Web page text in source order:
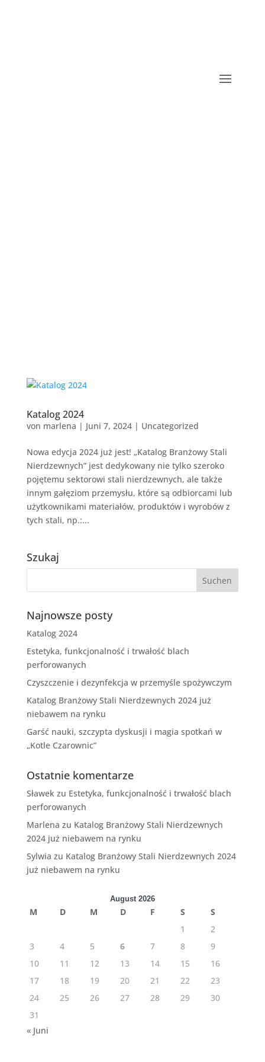
Katalog 2024
von marlena | Juni 7, 2024| Uncategorized
Nowa edycja 2024 już jest! „Katalog Branżowy Stali
Nierdzewnych” jest dedykowany nie tylko szeroko
pojętemu sektorowi stali nierdzewnych, ale także
innym gałęziom przemysłu, które są odbiorcami lub
użytkownikami materiałów, produktów i wyrobów z
tych stali, np.:...
Szukaj
Najnowsze posty
Katalog 2024
Estetyka, funkcjonalność i trwałość blach
perforowanych
Czyszczenie i dezynfekcja w przemyśle spożywczym
Katalog Branżowy Stali Nierdzewnych 2024 już
niebawem na rynku
Garść nauki, szczypta dyskusji i magia spotkań w
„Kotle Czarownic”
Ostatnie komentarze
Sławekzu Estetyka, funkcjonalność i trwałość blach
perforowanych
Marlena zu Katalog Branżowy Stali Nierdzewnych
2024 już niebawem na rynku
Sylwia zu Katalog Branżowy Stali Nierdzewnych 2024
już niebawem na rynku
August 2026
M D M D F S
S
1
2
3
4 5 6 7 8
9
10
11 12 13 14 15
16
17
18 19 20 21 22
23
24
25 26 27 28 29
30
31
« Juni